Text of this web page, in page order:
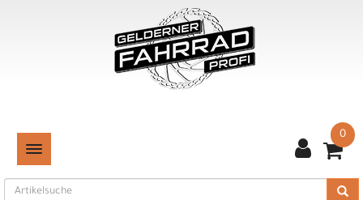
TOGGLE NAVIGATION
0